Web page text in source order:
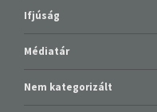
Ifjúság
Médiatár
Nem kategorizált